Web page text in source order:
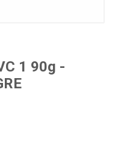
1 90g -